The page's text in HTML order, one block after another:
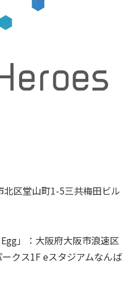
区堂山町1-5三共梅田ビル
」：大阪府大阪市浪速区
クス1F eスタジアムなんば